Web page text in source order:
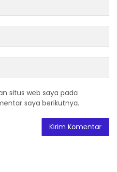
situs web saya pada
saya berikutnya.